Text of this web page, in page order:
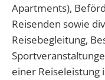
Apartments),
Reisenden sowie
Reisebegleitung,
einer Reiseleistung